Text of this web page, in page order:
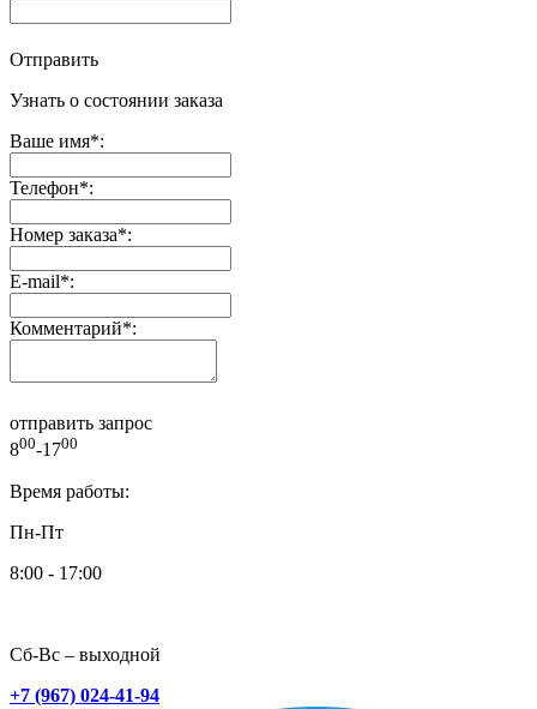
Отправить
Узнать о состоянии заказа
Ваше имя*:
Телефон*:
Номер заказа*:
E-mail*:
Комментарий*:
отправить запрос
800-1700
Время работы:
Пн-Пт
8:00 - 17:00
Сб-Вс – выходной
+7 (967) 024-41-94